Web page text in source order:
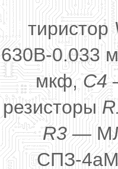
тиристор
630В-0.033
мкф,С4
резисторы
R3 —
СПЗ-